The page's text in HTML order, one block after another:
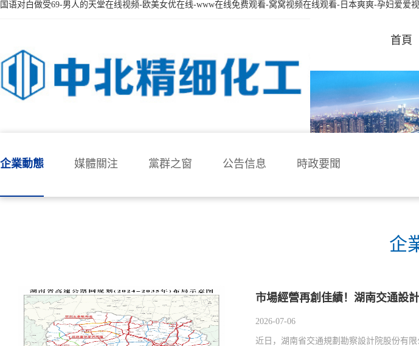
国语对白做受69-男人的天堂在线视频-欧美女优在线-www在线免费观看-窝窝视频在线观看-日本爽爽-孕妇爱
首頁
企業動態 媒體關注 黨群之窗 公告信息 時政要聞
企
市場經營再創佳績！湖南交通設
2026-07-06
近日，湖南省交通規劃勘察設計院股份有